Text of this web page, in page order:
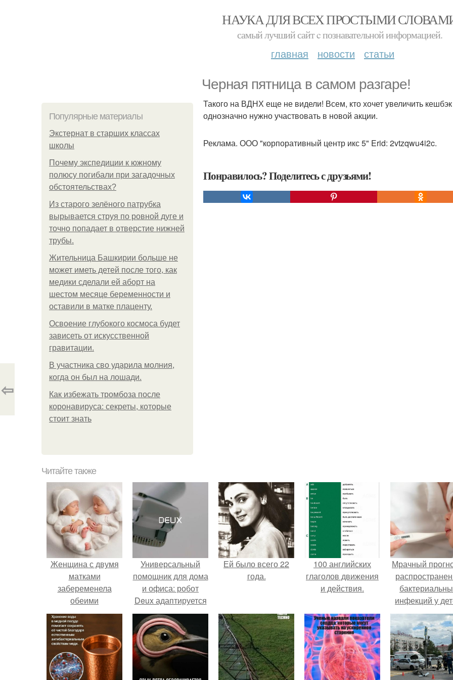
НАУКА ДЛЯ ВСЕХ ПРОСТЫМИ
самый лучший сайт c познавательной информацией.
главная новости статьи
Черная пятница в самом разгаре!
Популярные материалы
Экстернат в старших классах
школы
Почему экспедиции к южному
полюсу погибали при загадочных
обстоятельствах?
Из старого зелёного патрубка
вырывается струя по ровной дуге и
точно попадает в отверстие нижней
трубы.
Жительница Башкирии больше не
может иметь детей после того, как
медики сделали ей аборт на
шестом месяце беременности и
оставили в матке плаценту.
Освоение глубокого космоса будет
зависеть от искусственной
гравитации.
В участника сво ударила молния,
когда он был на лошади.
Как избежать тромбоза после
коронавируса: секреты, которые
стоит знать
Такого на ВДНХ еще не видели! Всем, кто хочет увеличить
однозначно нужно участвовать в новой акции.
Реклама. ООО "корпоративный центр икс 5" Erid: 2vtzqwu4i2c.
Понравилось? Поделитесь с друзьями!
⇦
Читайте также
Женщина с двумя
матками
забеременела
обеими
одновременно -
вероятность такого
1: 50 000 000.
Универсальный
помощник для дома
и офиса: робот
Deux адаптируется
к разным задачам.
Ей было всего 22
года.
100 английских
глаголов движения
и действия.
Мрачный
инфекций у
вышел.